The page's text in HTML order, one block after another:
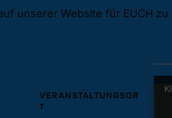
unserer Website für EUCH zu
VERANSTALTUNGSOR
T